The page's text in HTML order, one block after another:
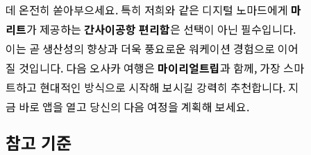
데 온전히 쏟아부으세요. 특히 저희와 같은 디지털 노마드에게 마
리트가 제공하는 간사이공항 편리함은 선택이 아닌 필수입니다.
이는 곧 생산성의 향상과 더욱 풍요로운 워케이션 경험으로 이어
질 것입니다. 다음 오사카 여행은 마이리얼트립과 함께, 가장 스마
트하고 현대적인 방식으로 시작해 보시길 강력히 추천합니다. 지
금 바로 앱을 열고 당신의 다음 여정을 계획해 보세요.
참고 기준